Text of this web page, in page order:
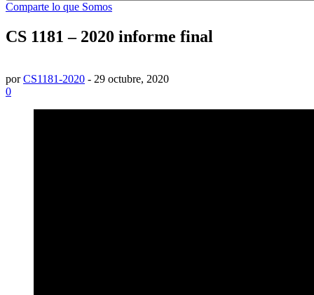
Comparte lo que Somos
CS 1181 – 2020 informe final
porCS1181-2020 - 29 octubre, 2020
0